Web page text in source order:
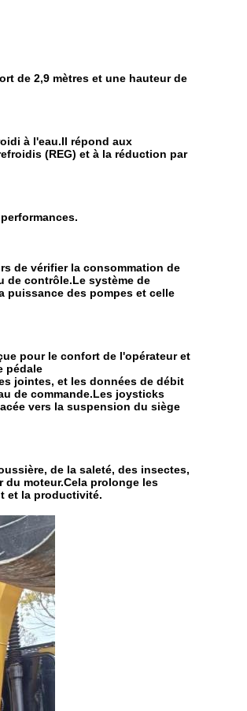
de 2,9 mètres et une hauteur de
à l'eau.Il répond aux
(REG) et à la réduction par
de vérifier la consommation de
de contrôle.Le système de
puissance des pompes et celle
pour le confort de l'opérateur et
pédale
jointes, et les données de débit
de commande.Les joysticks
vers la suspension du siège
de la saleté, des insectes,
du moteur.Cela prolonge les
et la productivité.